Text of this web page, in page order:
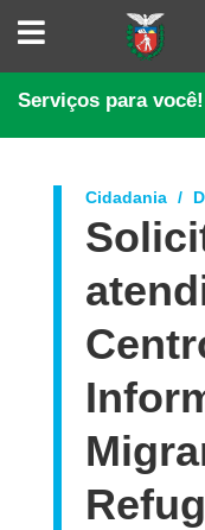
CONSELHO
ESTADUAL
GOVERNANÇA
E
DA
Serviços para você!
Cidadania